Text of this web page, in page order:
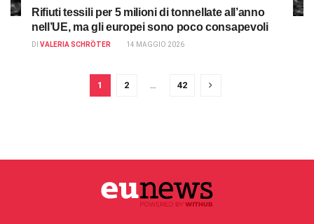
Rifiuti tessili per 5 milioni di tonnellate all’anno
nell’UE, ma gli europei sono poco consapevoli
DI VALERIA SCHRÖTER 14 MAGGIO 2026
1 2 … 42